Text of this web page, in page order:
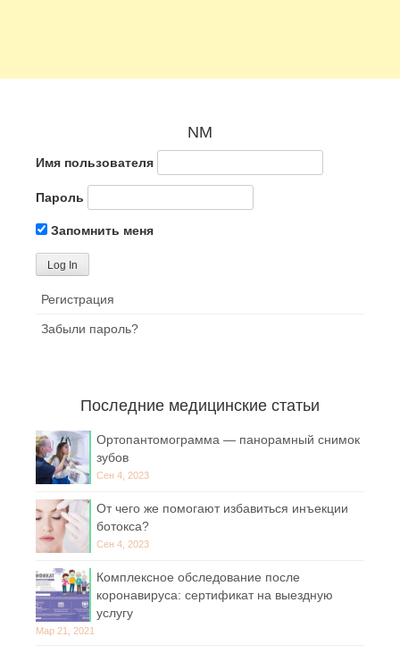
NM
Имя пользователя
Пароль
Запомнить меня
Регистрация
Забыли пароль?
Последние медицинские статьи
Ортопантомограмма — панорамный снимок
зубов
Сен 4, 2023
От чего же помогают избавиться инъекции
ботокса?
Сен 4, 2023
Комплексное обследование после
коронавируса: сертификат на выездную
услугу
Мар 21, 2021